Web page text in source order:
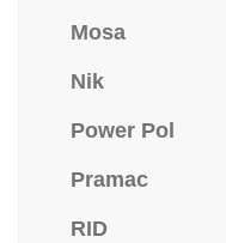
Mosa
Nik
Power Pol
Pramac
RID